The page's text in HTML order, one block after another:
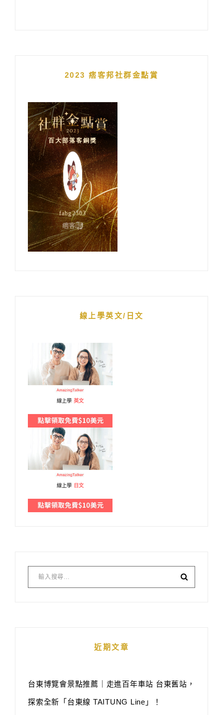
2023 痞客邦社群金點賞
線上學英文/日文
線上學 英文
線上學 日文
近期文章
台東博覽會景點推薦｜走進百年車站 台東舊站，
探索全新「台東線 TAITUNG Line」！